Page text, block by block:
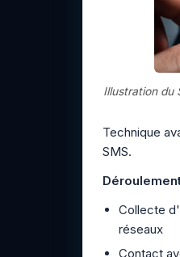
Illustration du
Technique
SMS.
Collecte
réseaux
Contact